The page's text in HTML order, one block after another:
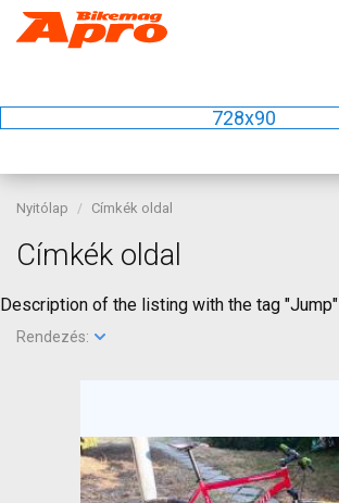
728x90
Nyitólap Címkék oldal
Címkék oldal
Description of the listing with the tag "Jump"
Rendezés: